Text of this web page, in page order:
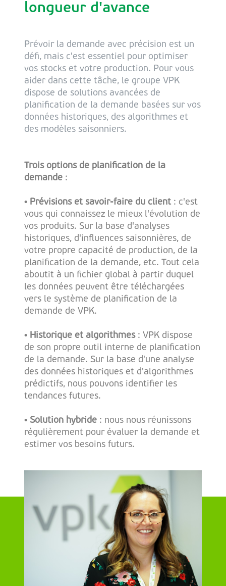
longueur d'avance
Prévoir la demande avec précision est un
défi, mais c'est essentiel pour optimiser
vos stocks et votre production. Pour vous
aider dans cette tâche, le groupe VPK
dispose de solutions avancées de
planification de la demande basées sur vos
données historiques, des algorithmes et
des modèles saisonniers.
Trois options de planification de la
demande :
• Prévisions et savoir-faire du client : c'est
vous qui connaissez le mieux l'évolution de
vos produits. Sur la base d'analyses
historiques, d'influences saisonnières, de
votre propre capacité de production, de la
planification de la demande, etc. Tout cela
aboutit à un fichier global à partir duquel
les données peuvent être téléchargées
vers le système de planification de la
demande de VPK.
• Historique et algorithmes : VPK dispose
de son propre outil interne de planification
de la demande. Sur la base d'une analyse
des données historiques et d'algorithmes
prédictifs, nous pouvons identifier les
tendances futures.
• Solution hybride : nous nous réunissons
régulièrement pour évaluer la demande et
estimer vos besoins futurs.